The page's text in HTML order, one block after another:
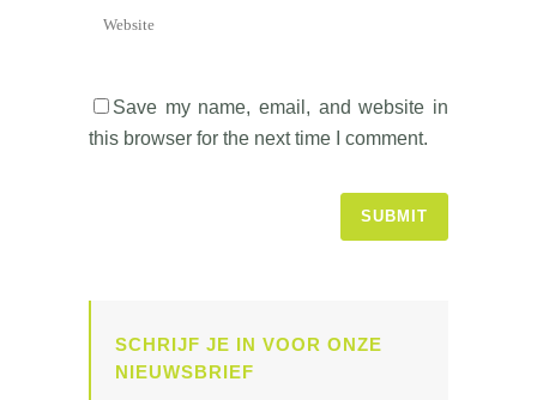
Save my name, email, and website in
this browser for the next time I comment.
SCHRIJF JE IN VOOR ONZE
NIEUWSBRIEF